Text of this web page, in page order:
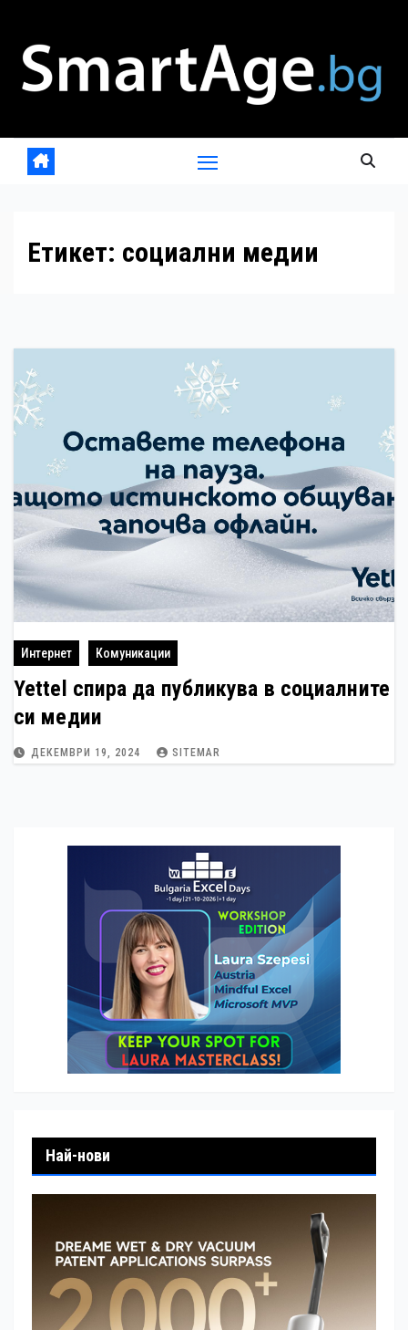
content
Етикет: социални медии
Интернет Комуникации
Yettel спира да публикува в социалните
си медии
ДЕКЕМВРИ 19, 2024 SITEMAR
Най-нови